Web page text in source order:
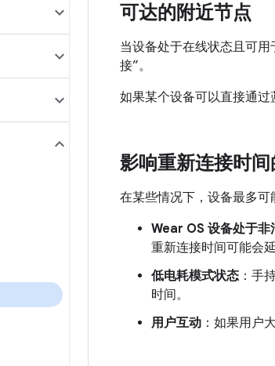
可达的附近节点
当设备处于在线状态且可
接”。
如果某个设备可以直接通过
影响重新连接时
在某些情况下，设备最多可
Wear OS 设备处于非
重新连接时间可能会延
低电耗模式状态 ：手
时间。
用户互动 ：如果用户